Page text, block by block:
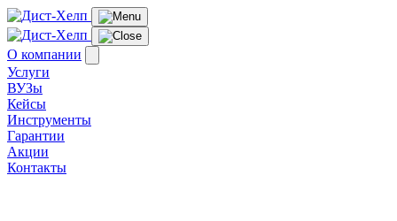
О компании
Услуги
ВУЗы
Кейсы
Инструменты
Гарантии
Акции
Контакты